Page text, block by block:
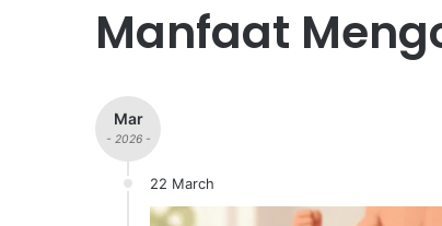
Manfaat
Mar
- 2026 -
22 March